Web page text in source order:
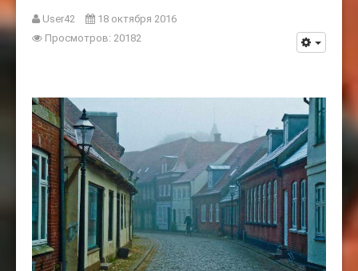
User42
18 октября 2016
Просмотров: 20182